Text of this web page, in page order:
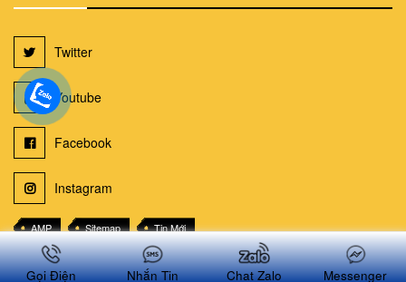
Twitter
Youtube
Facebook
Instagram
AMP Sitemap
Tin Mới
Sơ đồ trang web suachuanhatphcm.net
Gọi Điện Nhắn Tin Chat Zalo Messenger